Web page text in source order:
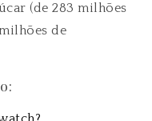
(de 283 milhões
de